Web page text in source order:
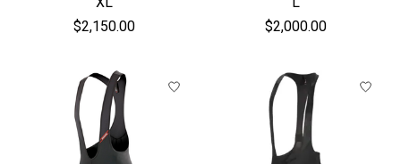
$2,150.00
$2,000.00